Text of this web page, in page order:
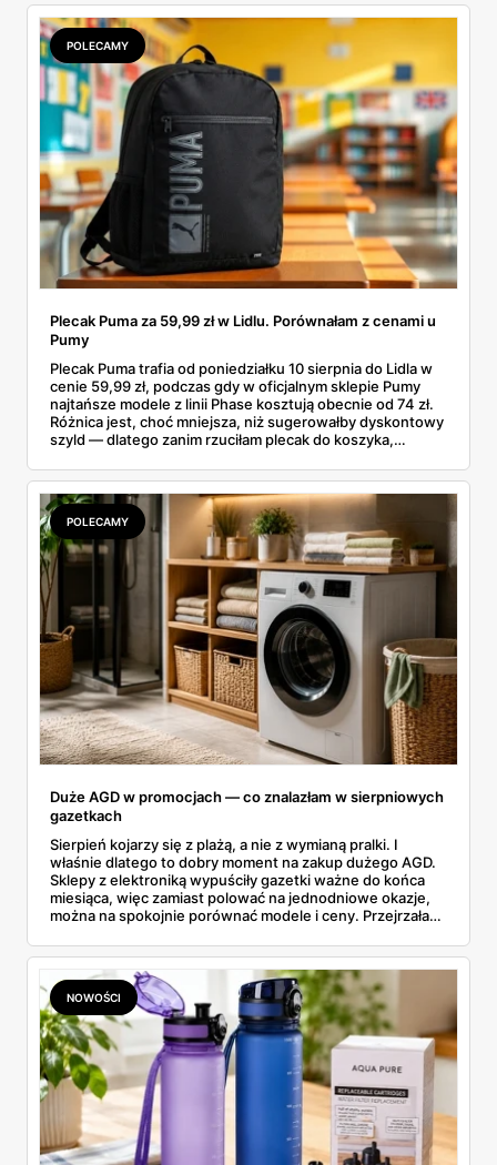
sens kupować jesień, zanim skończą się wakacje.
POLECAMY
Plecak Puma za 59,99 zł w Lidlu. Porównałam z cenami u
Pumy
Plecak Puma trafia od poniedziałku 10 sierpnia do Lidla w
cenie 59,99 zł, podczas gdy w oficjalnym sklepie Pumy
najtańsze modele z linii Phase kosztują obecnie od 74 zł.
Różnica jest, choć mniejsza, niż sugerowałby dyskontowy
szyld — dlatego zanim rzuciłam plecak do koszyka,
rozpiska: co dokładnie sprzedaje Lidl, ile kosztują
odpowiedniki u producenta i komu ten zakup naprawdę
się opłaci.
POLECAMY
Duże AGD w promocjach — co znalazłam w sierpniowych
gazetkach
Sierpień kojarzy się z plażą, a nie z wymianą pralki. I
właśnie dlatego to dobry moment na zakup dużego AGD.
Sklepy z elektroniką wypuściły gazetki ważne do końca
miesiąca, więc zamiast polować na jednodniowe okazje,
można na spokojnie porównać modele i ceny. Przejrzałam
znalazłam, z cenami i terminami.
NOWOŚCI